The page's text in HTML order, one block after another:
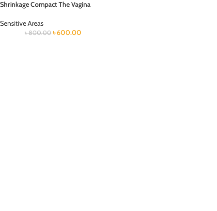
Shrinkage Compact The Vagina
Sensitive Areas
৳800.00 ৳600.00